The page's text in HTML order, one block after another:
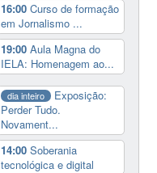
16:00Curso de formação
em Jornalismo ...
19:00Aula Magna do
IELA: Homenagem ao...
dia inteiro
Exposição:
Perder Tudo.
Novament...
14:00Soberania
tecnológica e digital